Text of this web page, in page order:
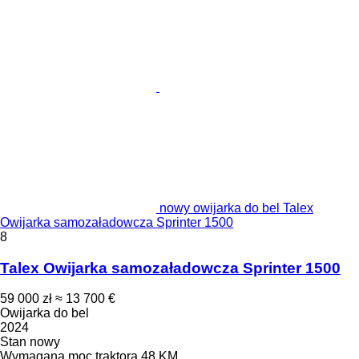
nowy owijarka do bel Talex
Owijarka samozaładowcza Sprinter 1500
8
Talex Owijarka samozaładowcza Sprinter 1500
59 000 zł ≈ 13 700 €
Owijarka do bel
2024
Stan nowy